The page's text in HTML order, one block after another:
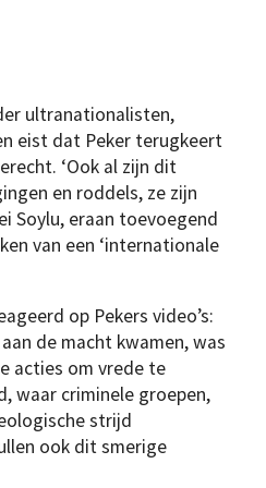
ultranationalisten,
eist dat Peker terugkeert
‘Ook al zijn dit
en roddels, ze zijn
Soylu, eraan toevoegend
van een ‘internationale
op Pekers video’s:
de macht kwamen, was
acties om vrede te
waar criminele groepen,
strijd
ook dit smerige